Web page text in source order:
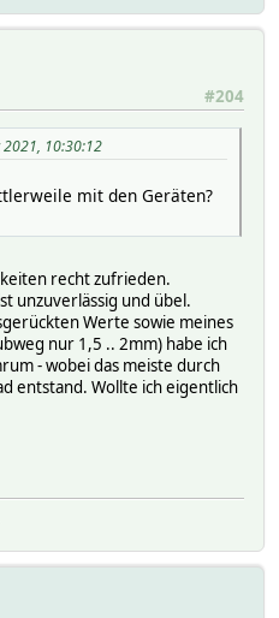
#204
10:30:12
mit den Geräten?
recht zufrieden.
unzuverlässig und übel.
Werte sowie meines
nur 1,5 .. 2mm) habe ich
- wobei das meiste durch
entstand. Wollte ich eigentlich